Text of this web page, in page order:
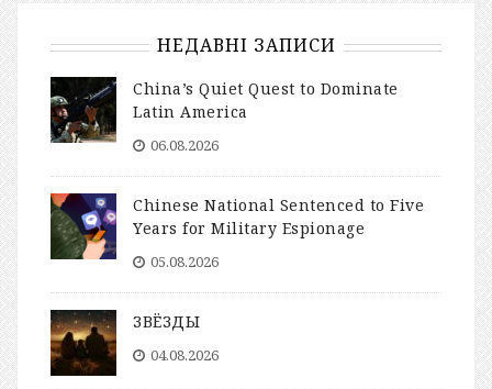
НЕДАВНІ ЗАПИСИ
China’s Quiet Quest to Dominate
Latin America
06.08.2026
Chinese National Sentenced to Five
Years for Military Espionage
05.08.2026
ЗВЁЗДЫ
04.08.2026